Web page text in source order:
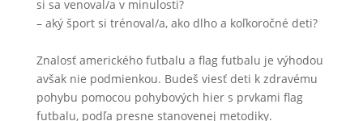
si sa venoval/a v minulosti?
– aký šport si trénoval/a, ako dlho a koľkoročné deti?
Znalosť amerického futbalu a flag futbalu je výhodou
avšak nie podmienkou. Budeš viesť deti k zdravému
pohybu pomocou pohybových hier s prvkami flag
futbalu, podľa presne stanovenej metodiky.